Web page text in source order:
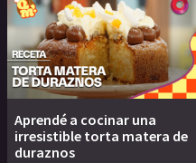
Aprendé a cocinar una
irresistible torta matera de
duraznos